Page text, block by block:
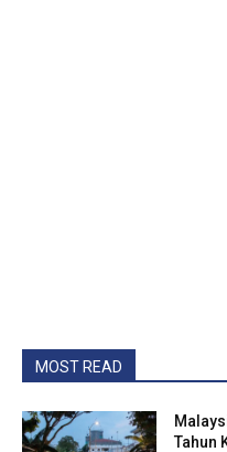
MOST READ
Tahun